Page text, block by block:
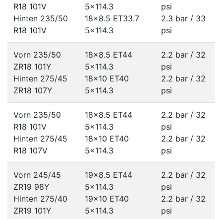
R18 101V
Hinten 235/50
R18 101V
5x114.3
18x8.5 ET33.7
5x114.3
psi
2.3 bar / 33
psi
Vorn 235/50
ZR18 101Y
Hinten 275/45
ZR18 107Y
18x8.5 ET44
5x114.3
18x10 ET40
5x114.3
2.2 bar / 32
psi
2.2 bar / 32
psi
Vorn 235/50
R18 101V
Hinten 275/45
R18 107V
18x8.5 ET44
5x114.3
18x10 ET40
5x114.3
2.2 bar / 32
psi
2.2 bar / 32
psi
Vorn 245/45
ZR19 98Y
Hinten 275/40
ZR19 101Y
19x8.5 ET44
5x114.3
19x10 ET40
5x114.3
2.2 bar / 32
psi
2.2 bar / 32
psi